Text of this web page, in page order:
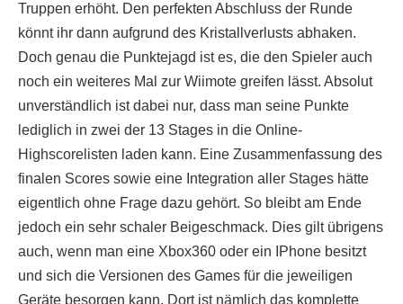
Truppen erhöht. Den perfekten Abschluss der Runde
könnt ihr dann aufgrund des Kristallverlusts abhaken.
Doch genau die Punktejagd ist es, die den Spieler auch
noch ein weiteres Mal zur Wiimote greifen lässt. Absolut
unverständlich ist dabei nur, dass man seine Punkte
lediglich in zwei der 13 Stages in die Online-
Highscorelisten laden kann. Eine Zusammenfassung des
finalen Scores sowie eine Integration aller Stages hätte
eigentlich ohne Frage dazu gehört. So bleibt am Ende
jedoch ein sehr schaler Beigeschmack. Dies gilt übrigens
auch, wenn man eine Xbox360 oder ein IPhone besitzt
und sich die Versionen des Games für die jeweiligen
Geräte besorgen kann. Dort ist nämlich das komplette